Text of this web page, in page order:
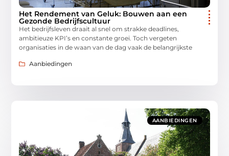
Het Rendement van Geluk: Bouwen aan een
Gezonde Bedrijfscultuur
Het bedrijfsleven draait al snel om strakke deadlines,
ambitieuze KPI’s en constante groei. Toch vergeten
organisaties in de waan van de dag vaak de belangrijkste
Aanbiedingen
AANBIEDINGEN